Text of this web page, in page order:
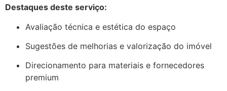
Destaques deste serviço:
Avaliação técnica e estética do espaço
Sugestões de melhorias e valorização do imóvel
Direcionamento para materiais e fornecedores
premium